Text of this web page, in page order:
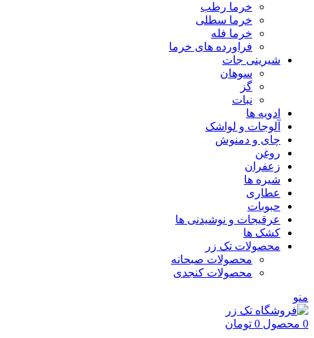
خرما رطب
خرما سطلی
خرما فله
فراورده های خرما
شیرینی جات
سوهان
گز
نبات
ادویه ها
آلوجات و لواشک
چای و دمنوش
روغن
زعفران
شیره ها
عطاری
حبوبات
عرقیجات و نوشیدنی ها
کشک ها
محصولات تک زر
محصولات صبحانه
محصولات کنجدی
منو
0 محصول 0 تومان